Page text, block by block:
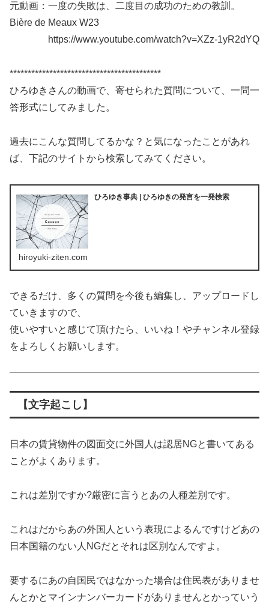
元動画：一度の失敗は、二度目の成功のための教訓。
Bière de Meaux W23
https://www.youtube.com/watch?v=XZz-1yR2dYQ
******************************************
ひろゆきさんの動画で、寄せられた質問について、一問一
答形式にしてみました。
過去にこんな質問してるかな？と気になったことがあれ
ば、下記のサイトから検索してみてください。
ひろゆき事典 | ひろゆきの発言を一発検索
hiroyuki-ziten.com
できるだけ、多くの質問を今後も編集し、アップロードし
ていきますので、
使いやすいと感じて頂けたら、いいね！やチャンネル登録
をよろしくお願いします。
【文字起こし】
日本の賃貸物件の図面交に外国人は認居NGと書いてある
ことがよくあります。
これは差別ですか?厳密に言うとあの人種差別です。
これはだからあの外国人という表現によるんですけどあの
日本国籍のない人NGだとそれは区別なんですよ。
要するにあの自国民ではなかった場合は住民表がありませ
んとかとマインナンバーカードがありませんとかっていう